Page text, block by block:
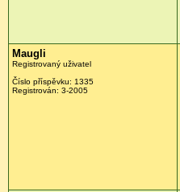
Maugli
Registrovaný uživatel
Číslo příspěvku: 1335
Registrován: 3-2005